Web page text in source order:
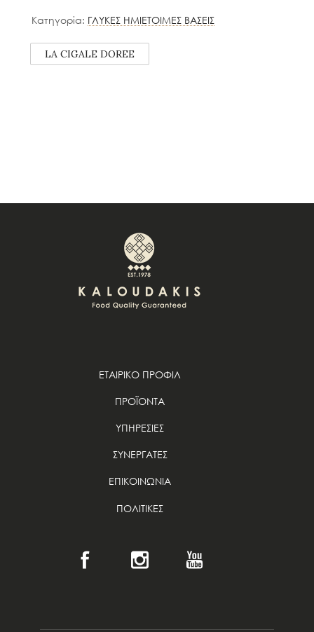
Κατηγορία: ΓΛΥΚΕΣ ΗΜΙΕΤΟΙΜΕΣ ΒΑΣΕΙΣ
LA CIGALE DOREE
ΕΤΑΙΡΙΚΟ ΠΡΟΦΙΛ
ΠΡΟΪΟΝΤΑ
ΥΠΗΡΕΣΙΕΣ
ΣΥΝΕΡΓΑΤΕΣ
ΕΠΙΚΟΙΝΩΝΙΑ
ΠΟΛΙΤΙΚΕΣ